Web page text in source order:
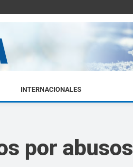
INTERNACIONALES
por abusos